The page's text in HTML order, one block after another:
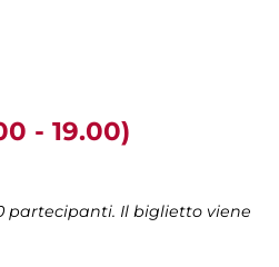
- 19.00)
partecipanti. Il biglietto viene